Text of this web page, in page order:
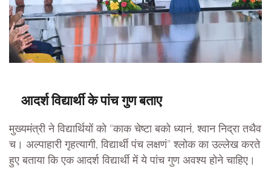
आदर्श विद्यार्थी के पांच गुण बताए
मुख्यमंत्री ने विद्यार्थियों को “काक चेष्टा बको ध्यानं, श्वान निद्रा तथैव
च। अल्पाहारी गृहत्यागी, विद्यार्थी पंच लक्षणं” श्लोक का उल्लेख करते
हुए बताया कि एक आदर्श विद्यार्थी में ये पांच गुण अवश्य होने चाहिए।